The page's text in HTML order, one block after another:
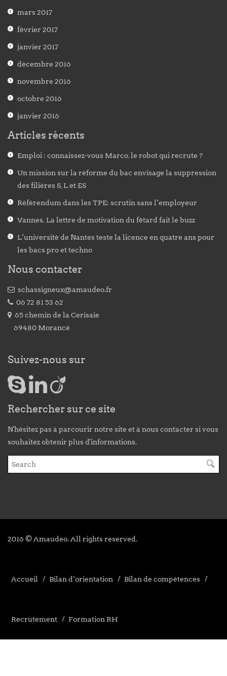
mars 2017
février 2017
janvier 2017
décembre 2016
novembre 2016
octobre 2016
janvier 2016
Articles récents
Emploi : connaissez-vous Marco, le robot qui recrute ?
Un mission sur la réforme du bac envisage la suppression
des filières S, L et ES
Référendum dans les TPE: scrutin sans l’employeur
Vannes. La lettre de motivation du fêtard fait le buzz
L’université de Nantes teste la licence en quatre ans pour
les bacs pro et techno
Nous contacter
schassigneux@amaudeo.fr
06 72 81 53 62
65 chemin de la Cerisaie
69480 Morancé
Suivez-nous sur
Rechercher sur ce site
N'hésitez pas à parcourir notre site et à nous contacter si vous
souhaitez obtenir plus d'informations.
2016 © Amaudeo. All rights reserved.
Accueil Bilan d’orientation Bilan de compétences
Recrutement Formation RH